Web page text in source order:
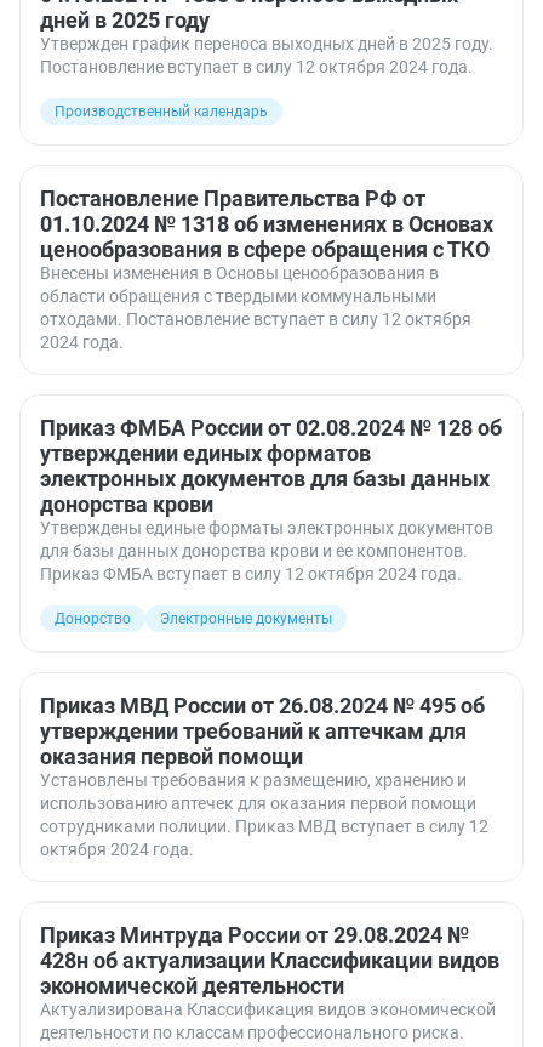
дней в 2025 году
Утвержден график переноса выходных дней в 2025 году.
Постановление вступает в силу 12 октября 2024 года.
Производственный календарь
Постановление Правительства РФ от
01.10.2024 № 1318 об изменениях в Основах
ценообразования в сфере обращения с ТКО
Внесены изменения в Основы ценообразования в
области обращения с твердыми коммунальными
отходами. Постановление вступает в силу 12 октября
2024 года.
Приказ ФМБА России от 02.08.2024 № 128 об
утверждении единых форматов
электронных документов для базы данных
донорства крови
Утверждены единые форматы электронных документов
для базы данных донорства крови и ее компонентов.
Приказ ФМБА вступает в силу 12 октября 2024 года.
Донорство Электронные документы
Приказ МВД России от 26.08.2024 № 495 об
утверждении требований к аптечкам для
оказания первой помощи
Установлены требования к размещению, хранению и
использованию аптечек для оказания первой помощи
сотрудниками полиции. Приказ МВД вступает в силу 12
октября 2024 года.
Приказ Минтруда России от 29.08.2024 №
428н об актуализации Классификации видов
экономической деятельности
Актуализирована Классификация видов экономической
деятельности по классам профессионального риска.